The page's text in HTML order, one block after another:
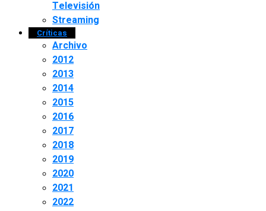
Televisión
Streaming
Críticas
Archivo
2012
2013
2014
2015
2016
2017
2018
2019
2020
2021
2022